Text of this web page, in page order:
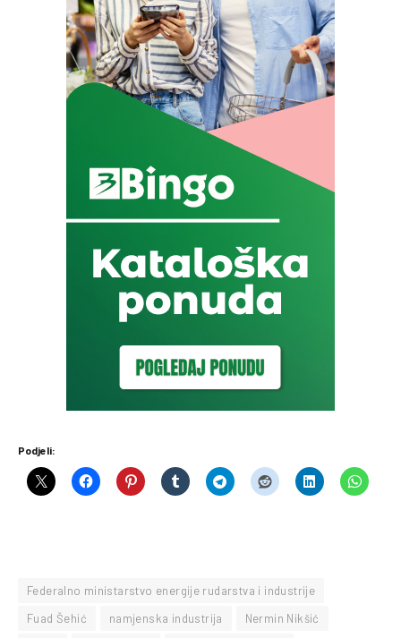
Podjeli:
Federalno ministarstvo energije rudarstva i industrije
Fuad Šehić
namjenska industrija
Nermin Nikšić